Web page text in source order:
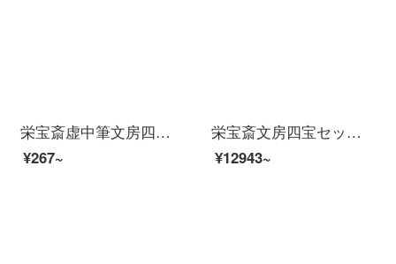
栄宝斎虚中筆文房四宝墨汁書画初心者学生の羊毛筆逸品玉書の大きいサイズ
¥267~
栄宝斎文房四宝セット筆と紙と硯と書道の国画狼毫を兼ねて毛筆の油煙インゴット朱砂墨硯台文房プレゼントセット例えば朝花夕拾文房セット
¥12943~